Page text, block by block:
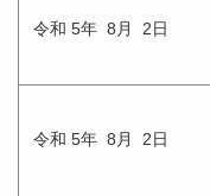
令和 5年 8月 2日
令和 5年 8月 2日